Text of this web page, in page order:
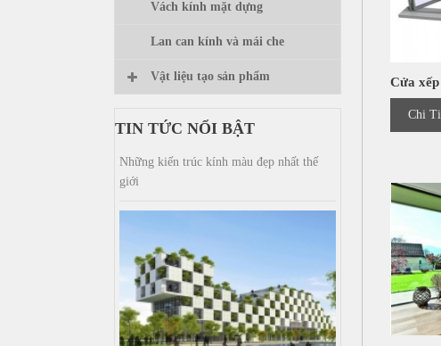
Vách kính mặt dựng
Lan can kính và mái che
Vật liệu tạo sản phẩm
TIN TỨC NỔI BẬT
Những kiến trúc kính màu đẹp nhất thế
giới
Cửa
Chi